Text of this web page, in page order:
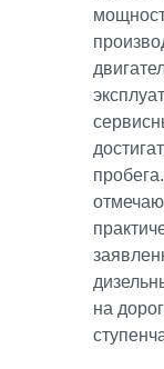
на